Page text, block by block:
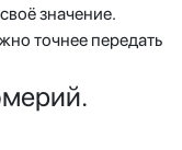
значение.
точнее передать